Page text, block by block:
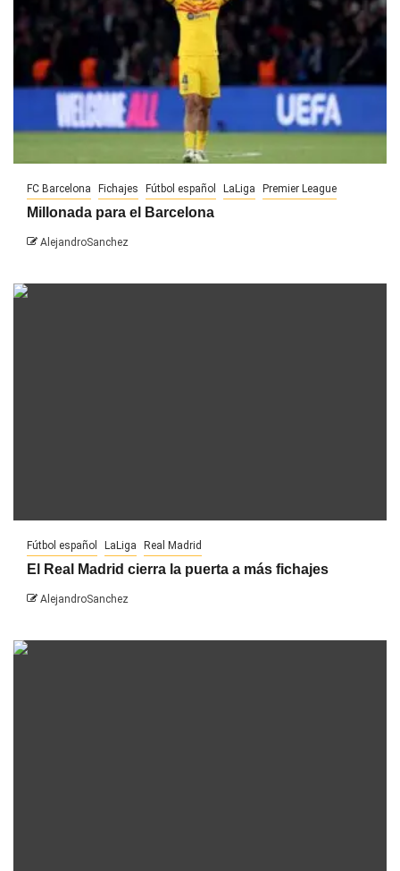
FC Barcelona Fichajes Fútbol español LaLiga Premier League
Millonada para el Barcelona
AlejandroSanchez
Fútbol español LaLiga Real Madrid
El Real Madrid cierra la puerta a más fichajes
AlejandroSanchez